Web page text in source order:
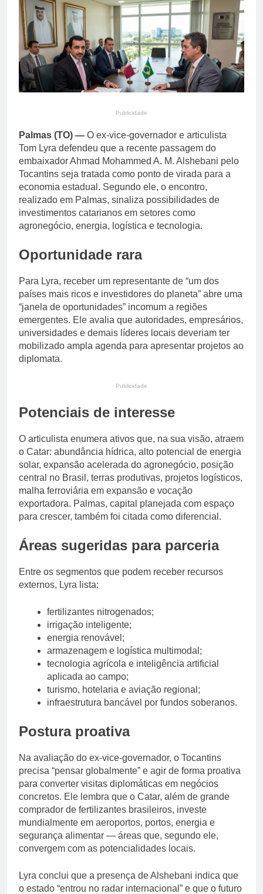
campeões das finais em
Brasília
4 Horas Ago
Oferta da terceira safra
derruba preços do feijão
carioca; feijão preto
segue firme
7 Horas Ago
Publicidade
Palmas (TO) — O ex-vice-governador e articulista
Tom Lyra defendeu que a recente passagem do
embaixador Ahmad Mohammed A. M. Alshebani pelo
Tocantins seja tratada como ponto de virada para a
economia estadual. Segundo ele, o encontro,
realizado em Palmas, sinaliza possibilidades de
investimentos catarianos em setores como
agronegócio, energia, logística e tecnologia.
Oportunidade rara
Para Lyra, receber um representante de “um dos
países mais ricos e investidores do planeta” abre uma
“janela de oportunidades” incomum a regiões
emergentes. Ele avalia que autoridades, empresários,
universidades e demais líderes locais deveriam ter
mobilizado ampla agenda para apresentar projetos ao
diplomata.
Publicidade
Potenciais de interesse
O articulista enumera ativos que, na sua visão, atraem
o Catar: abundância hídrica, alto potencial de energia
solar, expansão acelerada do agronegócio, posição
central no Brasil, terras produtivas, projetos logísticos,
malha ferroviária em expansão e vocação
exportadora. Palmas, capital planejada com espaço
para crescer, também foi citada como diferencial.
Áreas sugeridas para parceria
Entre os segmentos que podem receber recursos
externos, Lyra lista:
fertilizantes nitrogenados;
irrigação inteligente;
energia renovável;
armazenagem e logística multimodal;
tecnologia agrícola e inteligência artificial
aplicada ao campo;
turismo, hotelaria e aviação regional;
infraestrutura bancável por fundos soberanos.
Postura proativa
Na avaliação do ex-vice-governador, o Tocantins
precisa “pensar globalmente” e agir de forma proativa
para converter visitas diplomáticas em negócios
concretos. Ele lembra que o Catar, além de grande
comprador de fertilizantes brasileiros, investe
mundialmente em aeroportos, portos, energia e
segurança alimentar — áreas que, segundo ele,
convergem com as potencialidades locais.
Lyra conclui que a presença de Alshebani indica que
o estado “entrou no radar internacional” e que o futuro